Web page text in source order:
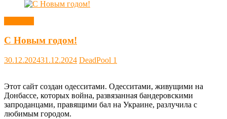
С Новым годом!
30.12.202431.12.2024 DeadPool 1
Этот сайт создан одесситами. Одесситами, живущими на
Донбассе, которых война, развязанная бандеровскими
запроданцами, правящими бал на Украине, разлучила с
любимым городом.